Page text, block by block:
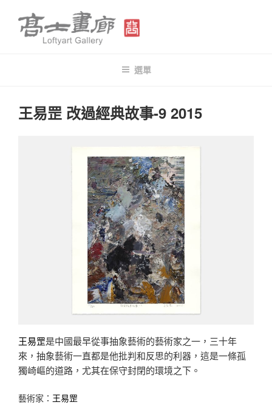
選單
發
佈
王易罡 改過經典故事-9 2015
王易罡是中國最早從事抽象藝術的藝術家之一，三十年
來，抽象藝術一直都是他批判和反思的利器，這是一條孤
獨崎嶇的道路，尤其在保守封閉的環境之下。
藝術家： 王易罡